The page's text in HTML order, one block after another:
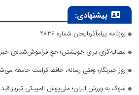
پیشنهادی:
روزنامه پیام‌آذربایجان شماره 2836
مطالبه‌گری برای خویشتن؛ حقِ فراموش‌شده‌ی
روز خبرنگار؛ وقتی رسانه، حافظ کرامت جامعه
شوک به ورزش ایران؛ ملی‌پوش المپیکی تبریز قید